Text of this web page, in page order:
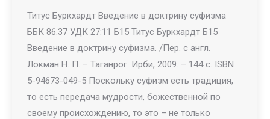
Титус Буркхардт Введение в доктрину суфизма
ББК 86.37 УДК 27:11 Б15 Титус Буркхардт Б15
Введение в доктрину суфизма. /Пер. с англ.
Локман Н. П. – Таганрог: Ирби, 2009. – 144 с. ISBN
5-94673-049-5 Поскольку суфизм есть традиция,
то есть передача мудрости, божественной по
своему происхождению, то это – не только